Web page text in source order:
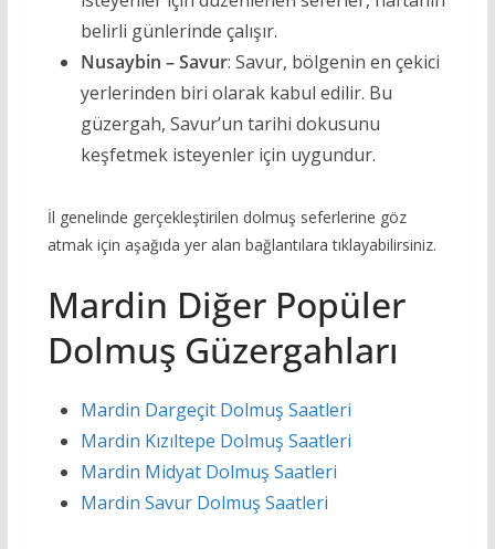
belirli günlerinde çalışır.
Nusaybin – Savur: Savur, bölgenin en çekici
yerlerinden biri olarak kabul edilir. Bu
güzergah, Savur’un tarihi dokusunu
keşfetmek isteyenler için uygundur.
İl genelinde gerçekleştirilen dolmuş seferlerine göz
atmak için aşağıda yer alan bağlantılara tıklayabilirsiniz.
Mardin Diğer Popüler
Dolmuş Güzergahları
Mardin Dargeçit Dolmuş Saatleri
Mardin Kızıltepe Dolmuş Saatleri
Mardin Midyat Dolmuş Saatleri
Mardin Savur Dolmuş Saatleri